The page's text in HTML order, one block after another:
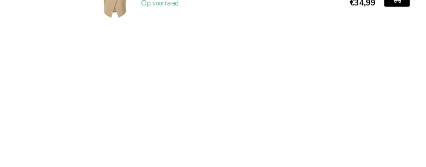
Op voorraad
€34,99